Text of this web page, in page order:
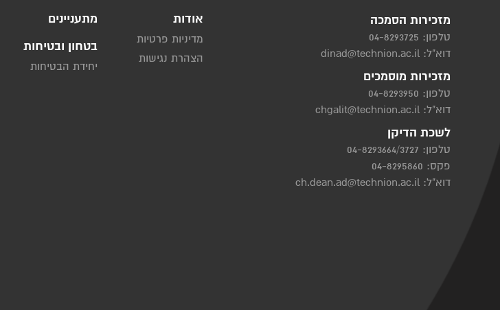
מזכירות הסמכה
טלפון: 04-8293725
דוא"ל: dinad@technion.ac.il
מזכירות מוסמכים
טלפון: 04-8293950
דוא"ל: chgalit@technion.ac.il
לשכת הדיקן
טלפון: 04-8293664/3727
פקס: 04-8295860
דוא"ל: ch.dean.ad@technion.ac.il
אודות
מדיניות פרטיות
הצהרת נגישות
מתעניינים
בטחון ובטיחות
יחידת הבטיחות